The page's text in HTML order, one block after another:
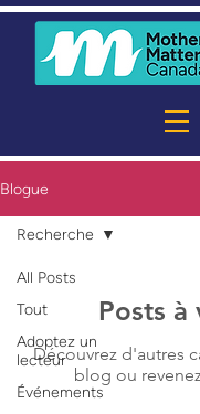
Blogue
All Posts
Tout
Adoptez un
lecteur
Événements
Recherche
Posts à
Découvrez d'autres
blog ou